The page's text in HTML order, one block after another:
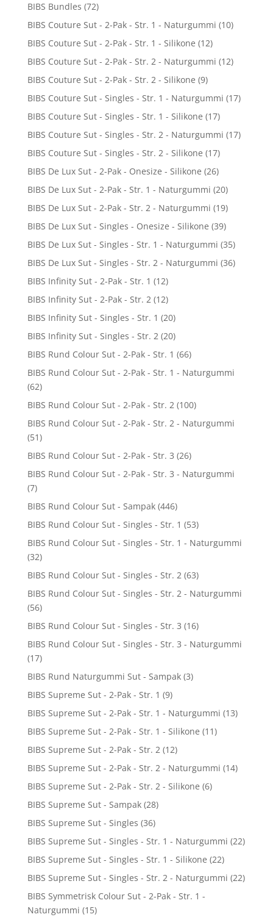
BIBS Bundles (72)
BIBS Couture Sut - 2-Pak - Str. 1 - Naturgummi (10)
BIBS Couture Sut - 2-Pak - Str. 1 - Silikone (12)
BIBS Couture Sut - 2-Pak - Str. 2 - Naturgummi (12)
BIBS Couture Sut - 2-Pak - Str. 2 - Silikone (9)
BIBS Couture Sut - Singles - Str. 1 - Naturgummi (17)
BIBS Couture Sut - Singles - Str. 1 - Silikone (17)
BIBS Couture Sut - Singles - Str. 2 - Naturgummi (17)
BIBS Couture Sut - Singles - Str. 2 - Silikone (17)
BIBS De Lux Sut - 2-Pak - Onesize - Silikone (26)
BIBS De Lux Sut - 2-Pak - Str. 1 - Naturgummi (20)
BIBS De Lux Sut - 2-Pak - Str. 2 - Naturgummi (19)
BIBS De Lux Sut - Singles - Onesize - Silikone (39)
BIBS De Lux Sut - Singles - Str. 1 - Naturgummi (35)
BIBS De Lux Sut - Singles - Str. 2 - Naturgummi (36)
BIBS Infinity Sut - 2-Pak - Str. 1 (12)
BIBS Infinity Sut - 2-Pak - Str. 2 (12)
BIBS Infinity Sut - Singles - Str. 1 (20)
BIBS Infinity Sut - Singles - Str. 2 (20)
BIBS Rund Colour Sut - 2-Pak - Str. 1 (66)
BIBS Rund Colour Sut - 2-Pak - Str. 1 - Naturgummi
(62)
BIBS Rund Colour Sut - 2-Pak - Str. 2 (100)
BIBS Rund Colour Sut - 2-Pak - Str. 2 - Naturgummi
(51)
BIBS Rund Colour Sut - 2-Pak - Str. 3 (26)
BIBS Rund Colour Sut - 2-Pak - Str. 3 - Naturgummi
(7)
BIBS Rund Colour Sut - Sampak (446)
BIBS Rund Colour Sut - Singles - Str. 1 (53)
BIBS Rund Colour Sut - Singles - Str. 1 - Naturgummi
(32)
BIBS Rund Colour Sut - Singles - Str. 2 (63)
BIBS Rund Colour Sut - Singles - Str. 2 - Naturgummi
(56)
BIBS Rund Colour Sut - Singles - Str. 3 (16)
BIBS Rund Colour Sut - Singles - Str. 3 - Naturgummi
(17)
BIBS Rund Naturgummi Sut - Sampak (3)
BIBS Supreme Sut - 2-Pak - Str. 1 (9)
BIBS Supreme Sut - 2-Pak - Str. 1 - Naturgummi (13)
BIBS Supreme Sut - 2-Pak - Str. 1 - Silikone (11)
BIBS Supreme Sut - 2-Pak - Str. 2 (12)
BIBS Supreme Sut - 2-Pak - Str. 2 - Naturgummi (14)
BIBS Supreme Sut - 2-Pak - Str. 2 - Silikone (6)
BIBS Supreme Sut - Sampak (28)
BIBS Supreme Sut - Singles (36)
BIBS Supreme Sut - Singles - Str. 1 - Naturgummi (22)
BIBS Supreme Sut - Singles - Str. 1 - Silikone (22)
BIBS Supreme Sut - Singles - Str. 2 - Naturgummi (22)
BIBS Symmetrisk Colour Sut - 2-Pak - Str. 1 -
Naturgummi (15)